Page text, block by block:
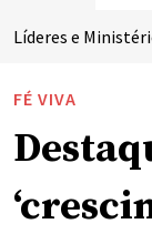
Líderes e
FÉ VIVA